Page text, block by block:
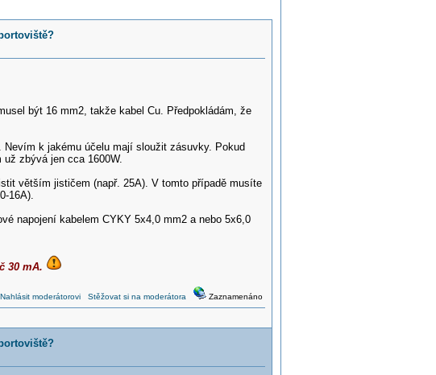
být 16 mm2, takže kabel Cu. Předpokládám, že
Nevím k jakému účelu mají sloužit zásuvky. Pokud
zbývá jen cca 1600W.
větším jističem (např. 25A). V tomto případě musíte
16A).
napojení kabelem CYKY 5x4,0 mm2 a nebo 5x6,0
30 mA.
Nahlásit moderátorovi Stěžovat si na moderátora Zaznamenáno